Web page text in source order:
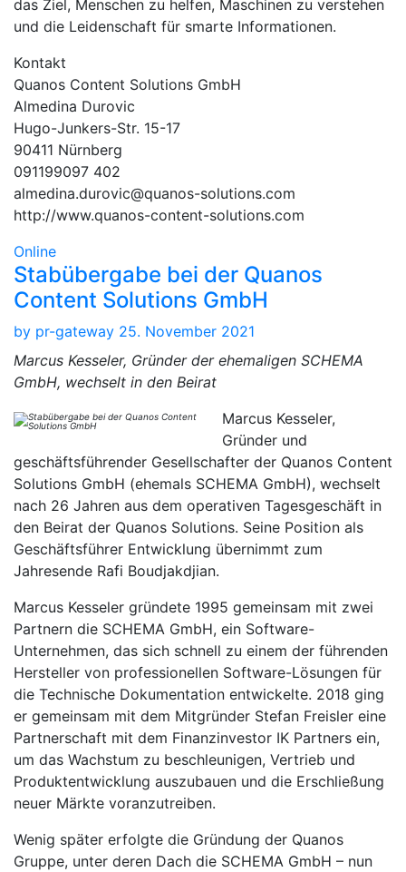
das Ziel, Menschen zu helfen, Maschinen zu verstehen
und die Leidenschaft für smarte Informationen.
Kontakt
Quanos Content Solutions GmbH
Almedina Durovic
Hugo-Junkers-Str. 15-17
90411 Nürnberg
091199097 402
almedina.durovic@quanos-solutions.com
http://www.quanos-content-solutions.com
Online
Stabübergabe bei der Quanos
Content Solutions GmbH
by pr-gateway 25. November 2021
Marcus Kesseler, Gründer der ehemaligen SCHEMA
GmbH, wechselt in den Beirat
Marcus Kesseler,
Gründer und
geschäftsführender Gesellschafter der Quanos Content
Solutions GmbH (ehemals SCHEMA GmbH), wechselt
nach 26 Jahren aus dem operativen Tagesgeschäft in
den Beirat der Quanos Solutions. Seine Position als
Geschäftsführer Entwicklung übernimmt zum
Jahresende Rafi Boudjakdjian.
Marcus Kesseler gründete 1995 gemeinsam mit zwei
Partnern die SCHEMA GmbH, ein Software-
Unternehmen, das sich schnell zu einem der führenden
Hersteller von professionellen Software-Lösungen für
die Technische Dokumentation entwickelte. 2018 ging
er gemeinsam mit dem Mitgründer Stefan Freisler eine
Partnerschaft mit dem Finanzinvestor IK Partners ein,
um das Wachstum zu beschleunigen, Vertrieb und
Produktentwicklung auszubauen und die Erschließung
neuer Märkte voranzutreiben.
Wenig später erfolgte die Gründung der Quanos
Gruppe, unter deren Dach die SCHEMA GmbH – nun